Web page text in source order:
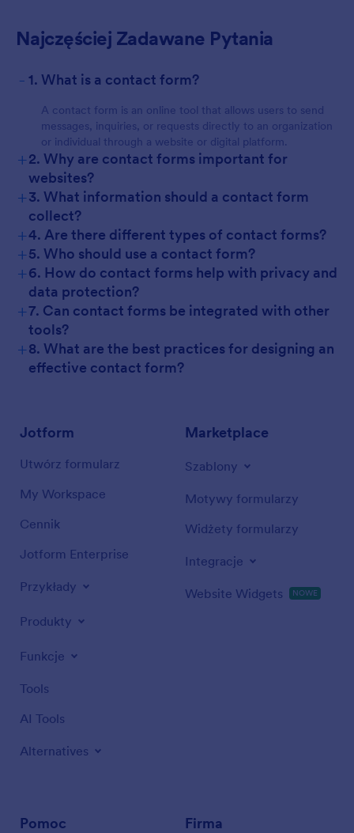
Najczęściej Zadawane Pytania
- 1. What is a contact form?
A contact form is an online tool that allows users to send
messages, inquiries, or requests directly to an organization
or individual through a website or digital platform.
+2. Why are contact forms important for
websites?
+3. What information should a contact form
collect?
+4. Are there different types of contact forms?
+5. Who should use a contact form?
+6. How do contact forms help with privacy and
data protection?
+7. Can contact forms be integrated with other
tools?
+8. What are the best practices for designing an
effective contact form?
Jotform
Utwórz formularz
My Workspace
Cennik
Jotform Enterprise
Przykłady
Produkty
Funkcje
Tools
AI Tools
Alternatives
Marketplace
Szablony
Motywy formularzy
Widżety formularzy
Integracje
Website Widgets NOWE
Pomoc Firma